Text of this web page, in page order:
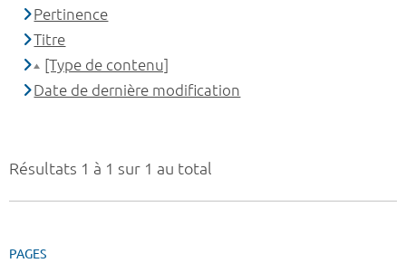
Résultats 1 à 1 sur 1 au total
PAGES
Pertinence
Titre
[Type de contenu]
Date de dernière modification